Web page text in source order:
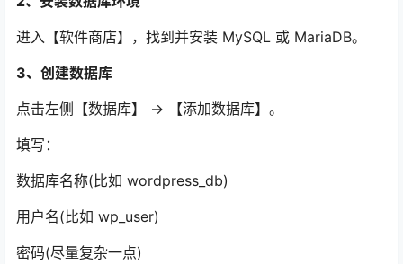
进入【软件商店】，找到并安装 MySQL 或 MariaDB。
3、创建数据库
点击左侧【数据库】 → 【添加数据库】。
填写：
数据库名称(比如 wordpress_db)
用户名(比如 wp_user)
密码(尽量复杂一点)